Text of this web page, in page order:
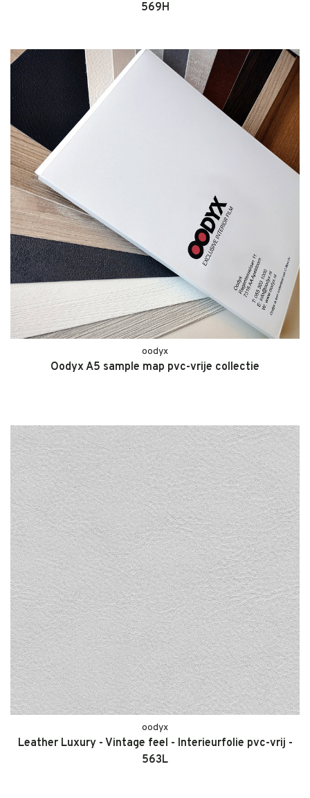
569H
oodyx
Oodyx A5 sample map pvc-vrije collectie
oodyx
Leather Luxury - Vintage feel - Interieurfolie pvc-vrij -
563L